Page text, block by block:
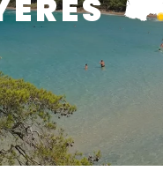
Juillet